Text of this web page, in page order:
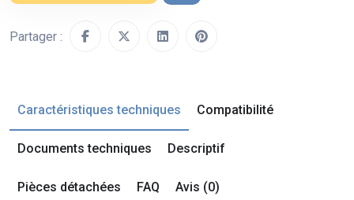
Partager :
Caractéristiques techniques Compatibilité
Documents techniques Descriptif
Pièces détachées FAQ Avis (0)